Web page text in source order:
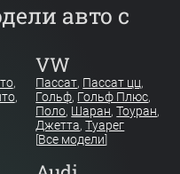
авто с
,
,
VW
Пассат, Пассат цц,
Гольф, Гольф Плюс,
Поло, Шаран,Тоуран,
Джетта,Туарег
[Все модели]